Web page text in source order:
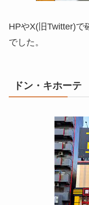
HPやX(旧Twitter)で
でした。
ドン・キホーテ